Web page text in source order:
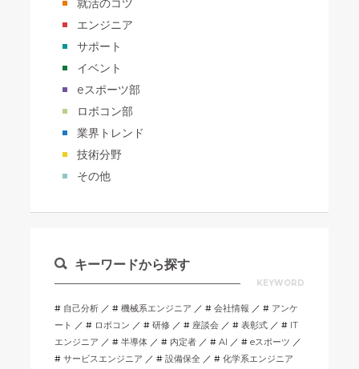
就活のコツ
エンジニア
サポート
イベント
eスポーツ部
ロボコン部
業界トレンド
技術分野
その他
キーワードから探す
KEYWORD
自己分析 機械系エンジニア 会社情報
アンケ
ート
ロボコン 研修 座談会 表彰式
IT
エンジニア
半導体 内定者 AI
eスポーツ
サービスエンジニア
設備保全
化学系エンジニア